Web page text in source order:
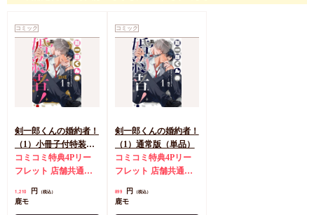
コミック
剣一郎くんの婚約者！
（1）小冊子付特装版
（単品）
コミコミ特典4Pリー
フレット 店舗共通特
1,210 円 （税込）
鹿モ
コミック
剣一郎くんの婚約者！
（1）通常版（単品）
コミコミ特典4Pリー
フレット 店舗共通特
899 円 （税込）
鹿モ